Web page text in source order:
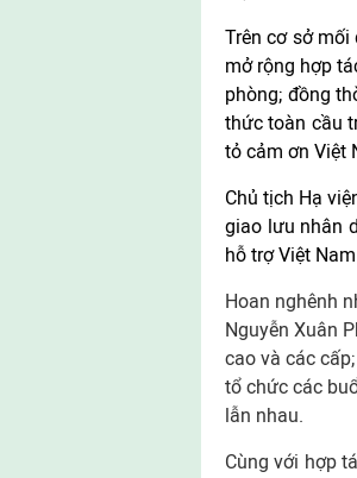
Trên cơ sở
mở rộng hợp
phòng; đồng
thức toàn cầu
tỏ cảm ơn Việt
Chủ tịch Hạ
giao lưu nhân
hỗ trợ Việt
Hoan nghênh
Nguyễn Xuân
cao và các
tổ chức các
lẫn nhau.
Cùng với hợp